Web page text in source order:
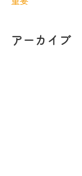
アーカイブ